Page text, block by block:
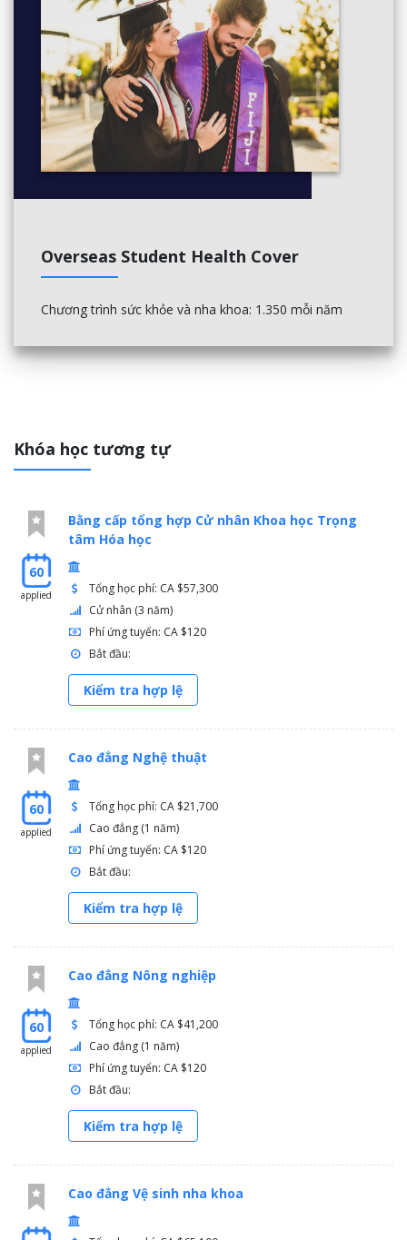
Overseas Student Health Cover
Chương trình sức khỏe và nha khoa: 1.350 mỗi năm
Khóa học tương tự
60
applied
Bằng cấp tổng hợp Cử nhân Khoa học Trọng
tâm Hóa học
Tổng học phí: CA $57,300
Cử nhân (3 năm)
Phí ứng tuyển: CA $120
Bắt đầu:
Kiểm tra hợp lệ
60
applied
Cao đẳng Nghệ thuật
Tổng học phí: CA $21,700
Cao đẳng (1 năm)
Phí ứng tuyển: CA $120
Bắt đầu:
Kiểm tra hợp lệ
60
applied
Cao đẳng Nông nghiệp
Tổng học phí: CA $41,200
Cao đẳng (1 năm)
Phí ứng tuyển: CA $120
Bắt đầu:
Kiểm tra hợp lệ
Cao đẳng Vệ sinh nha khoa